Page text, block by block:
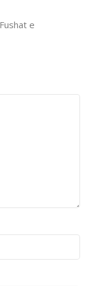
Fushat e